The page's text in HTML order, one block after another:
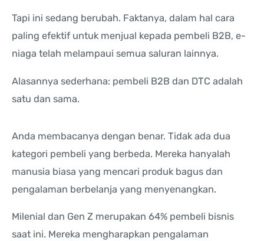
Tapi ini sedang berubah. Faktanya, dalam hal cara
paling efektif untuk menjual kepada pembeli B2B, e-
niaga telah melampaui semua saluran lainnya.
Alasannya sederhana: pembeli B2B dan DTC adalah
satu dan sama.
Anda membacanya dengan benar. Tidak ada dua
kategori pembeli yang berbeda. Mereka hanyalah
manusia biasa yang mencari produk bagus dan
pengalaman berbelanja yang menyenangkan.
Milenial dan Gen Z merupakan 64% pembeli bisnis
saat ini. Mereka mengharapkan pengalaman